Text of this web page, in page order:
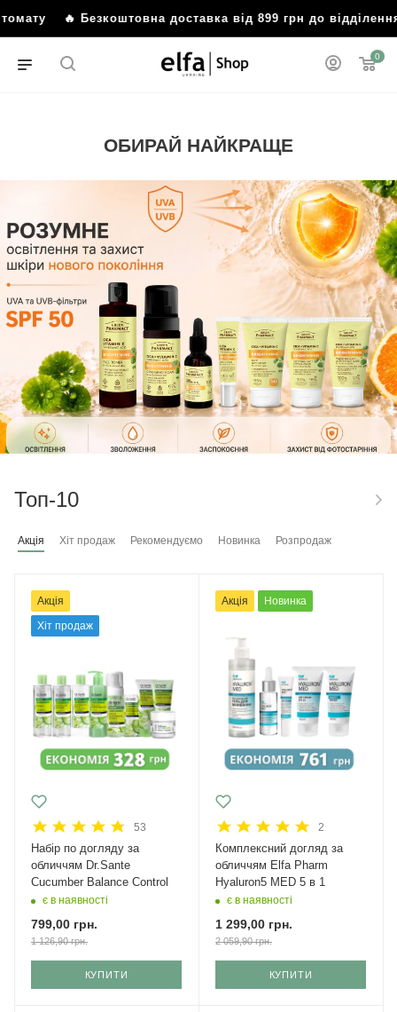
🔥 Безкоштовна доставка від 899 грн до відділення
0
ОБИРАЙ НАЙКРАЩЕ
Топ-10
Акція Хіт продаж Рекомендуємо Новинка Розпродаж
Акція
Хіт продаж
53
Набір по догляду за
обличчям Dr.Sante
Cucumber Balance Control
є в наявності
799,00 грн.
1 126,90грн.
КУПИТИ
Акція Новинка
2
Комплексний догляд за
обличчям Elfa Pharm
Hyaluron5 MED 5 в 1
є в наявності
1 299,00 грн.
2 059,90грн.
КУПИТИ